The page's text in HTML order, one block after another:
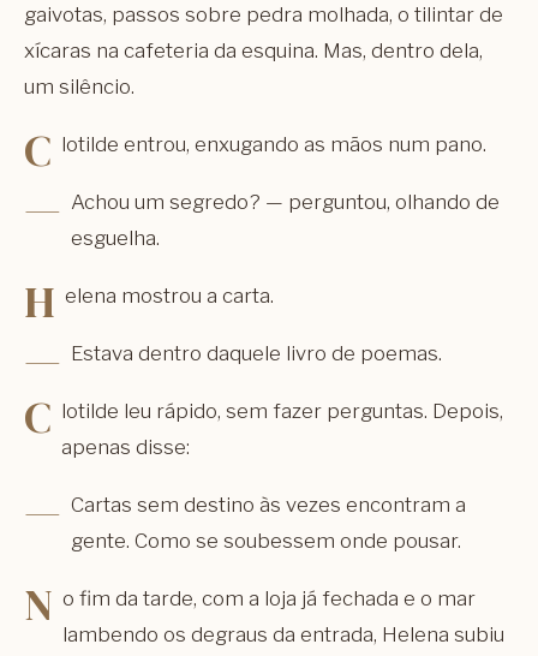
gaivotas, passos sobre pedra molhada, o tilintar de
xícaras na cafeteria da esquina. Mas, dentro dela,
um silêncio.
C lotilde entrou, enxugando as mãos num pano.
— Achou um segredo? — perguntou, olhando de
esguelha.
H elena mostrou a carta.
— Estava dentro daquele livro de poemas.
C lotilde leu rápido, sem fazer perguntas. Depois,
apenas disse:
— Cartas sem destino às vezes encontram a
gente. Como se soubessem onde pousar.
N o fim da tarde, com a loja já fechada e o mar
lambendo os degraus da entrada, Helena subiu